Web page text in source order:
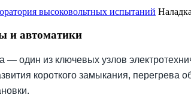
высоковольтных испытаний
и автоматики
— один из ключевых узлов
короткого замыкания,